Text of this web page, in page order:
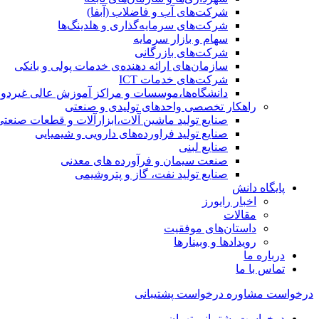
شرکت‌های آب و فاضلاب (آبفا)
شرکت‌های سرمایه‌گذاری و هلدینگ‌ها
سهام و بازار سرمایه
شرکت‌های بازرگانی
سازمان‌های ارائه دهنده‌ی خدمات پولی و بانکی
شرکت‌های خدمات ICT
دانشگاه‌ها،موسسات و مراکز آموزش عالی
راهکار تخصصی واحدهای تولیدی و صنعتی
صنایع توليد ماشين آلات،ابزارآلات و قطعات
صنایع تولید فراورده‌های دارویی و شیمیایی
صنایع لبنی
صنعت سیمان و فرآورده های معدنی
صنایع تولید نفت، گاز و پتروشيمی
پایگاه دانش
اخبار رایورز
مقالات
داستان‌های موفقیت
رویدادها و وبینارها
درباره ما
تماس با ما
درخواست مشاوره درخواست پشتیبانی